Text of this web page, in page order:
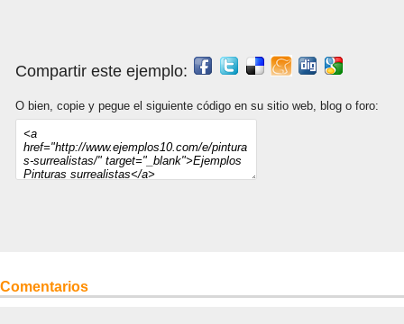
Compartir este ejemplo:
O bien, copie y pegue el siguiente código en su sitio web, blog o foro:
Comentarios